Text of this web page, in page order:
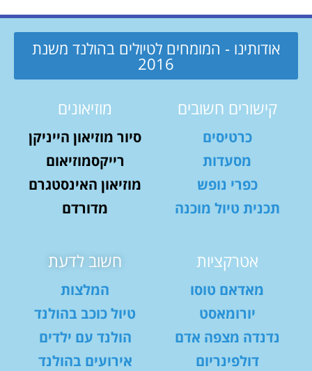
אודותינו - המומחים לטיולים בהולנד משנת
2016
קישורים חשובים
כרטיסים
מסעדות
כפרי נופש
תכנית טיול מוכנה
מוזיאונים
סיור מוזיאון הייניקן
רייקסמוזיאום
מוזיאון האינסטגרם
מדורדם
אטרקציות
מאדאם טוסו
יורומאסט
נדנדה מצפה אדם
דולפינריום
חשוב לדעת
המלצות
טיול כוכב בהולנד
הולנד עם ילדים
אירועים בהולנד